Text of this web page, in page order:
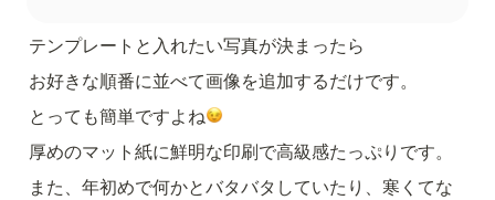
テンプレートと入れたい写真が決まったら
お好きな順番に並べて画像を追加するだけです。
とっても簡単ですよね
厚めのマット紙に鮮明な印刷で高級感たっぷりです。
また、年初めで何かとバタバタしていたり、寒くてな